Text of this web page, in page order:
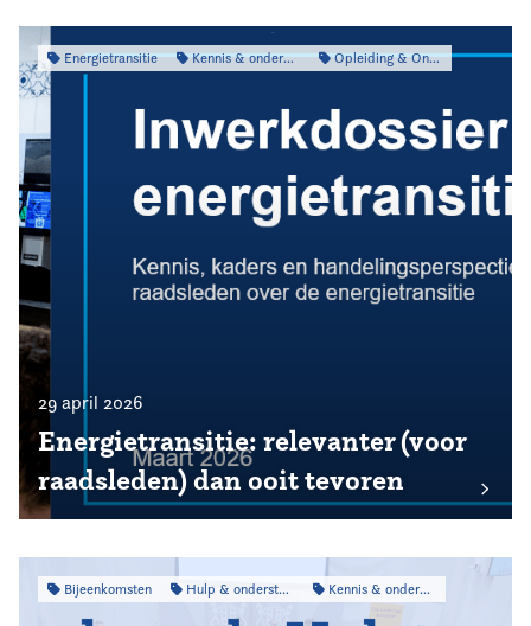
Energietransitie Kennis & onderzoek Opleiding & Ontwikkeling
29 april 2026
Energietransitie: relevanter (voor
raadsleden) dan ooit tevoren
Bijeenkomsten Hulp & ondersteuning Kennis & onderzoek